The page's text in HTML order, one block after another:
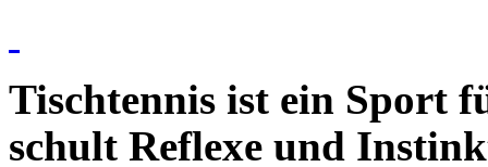
Tischtennis ist ein Sport
schult Reflexe und